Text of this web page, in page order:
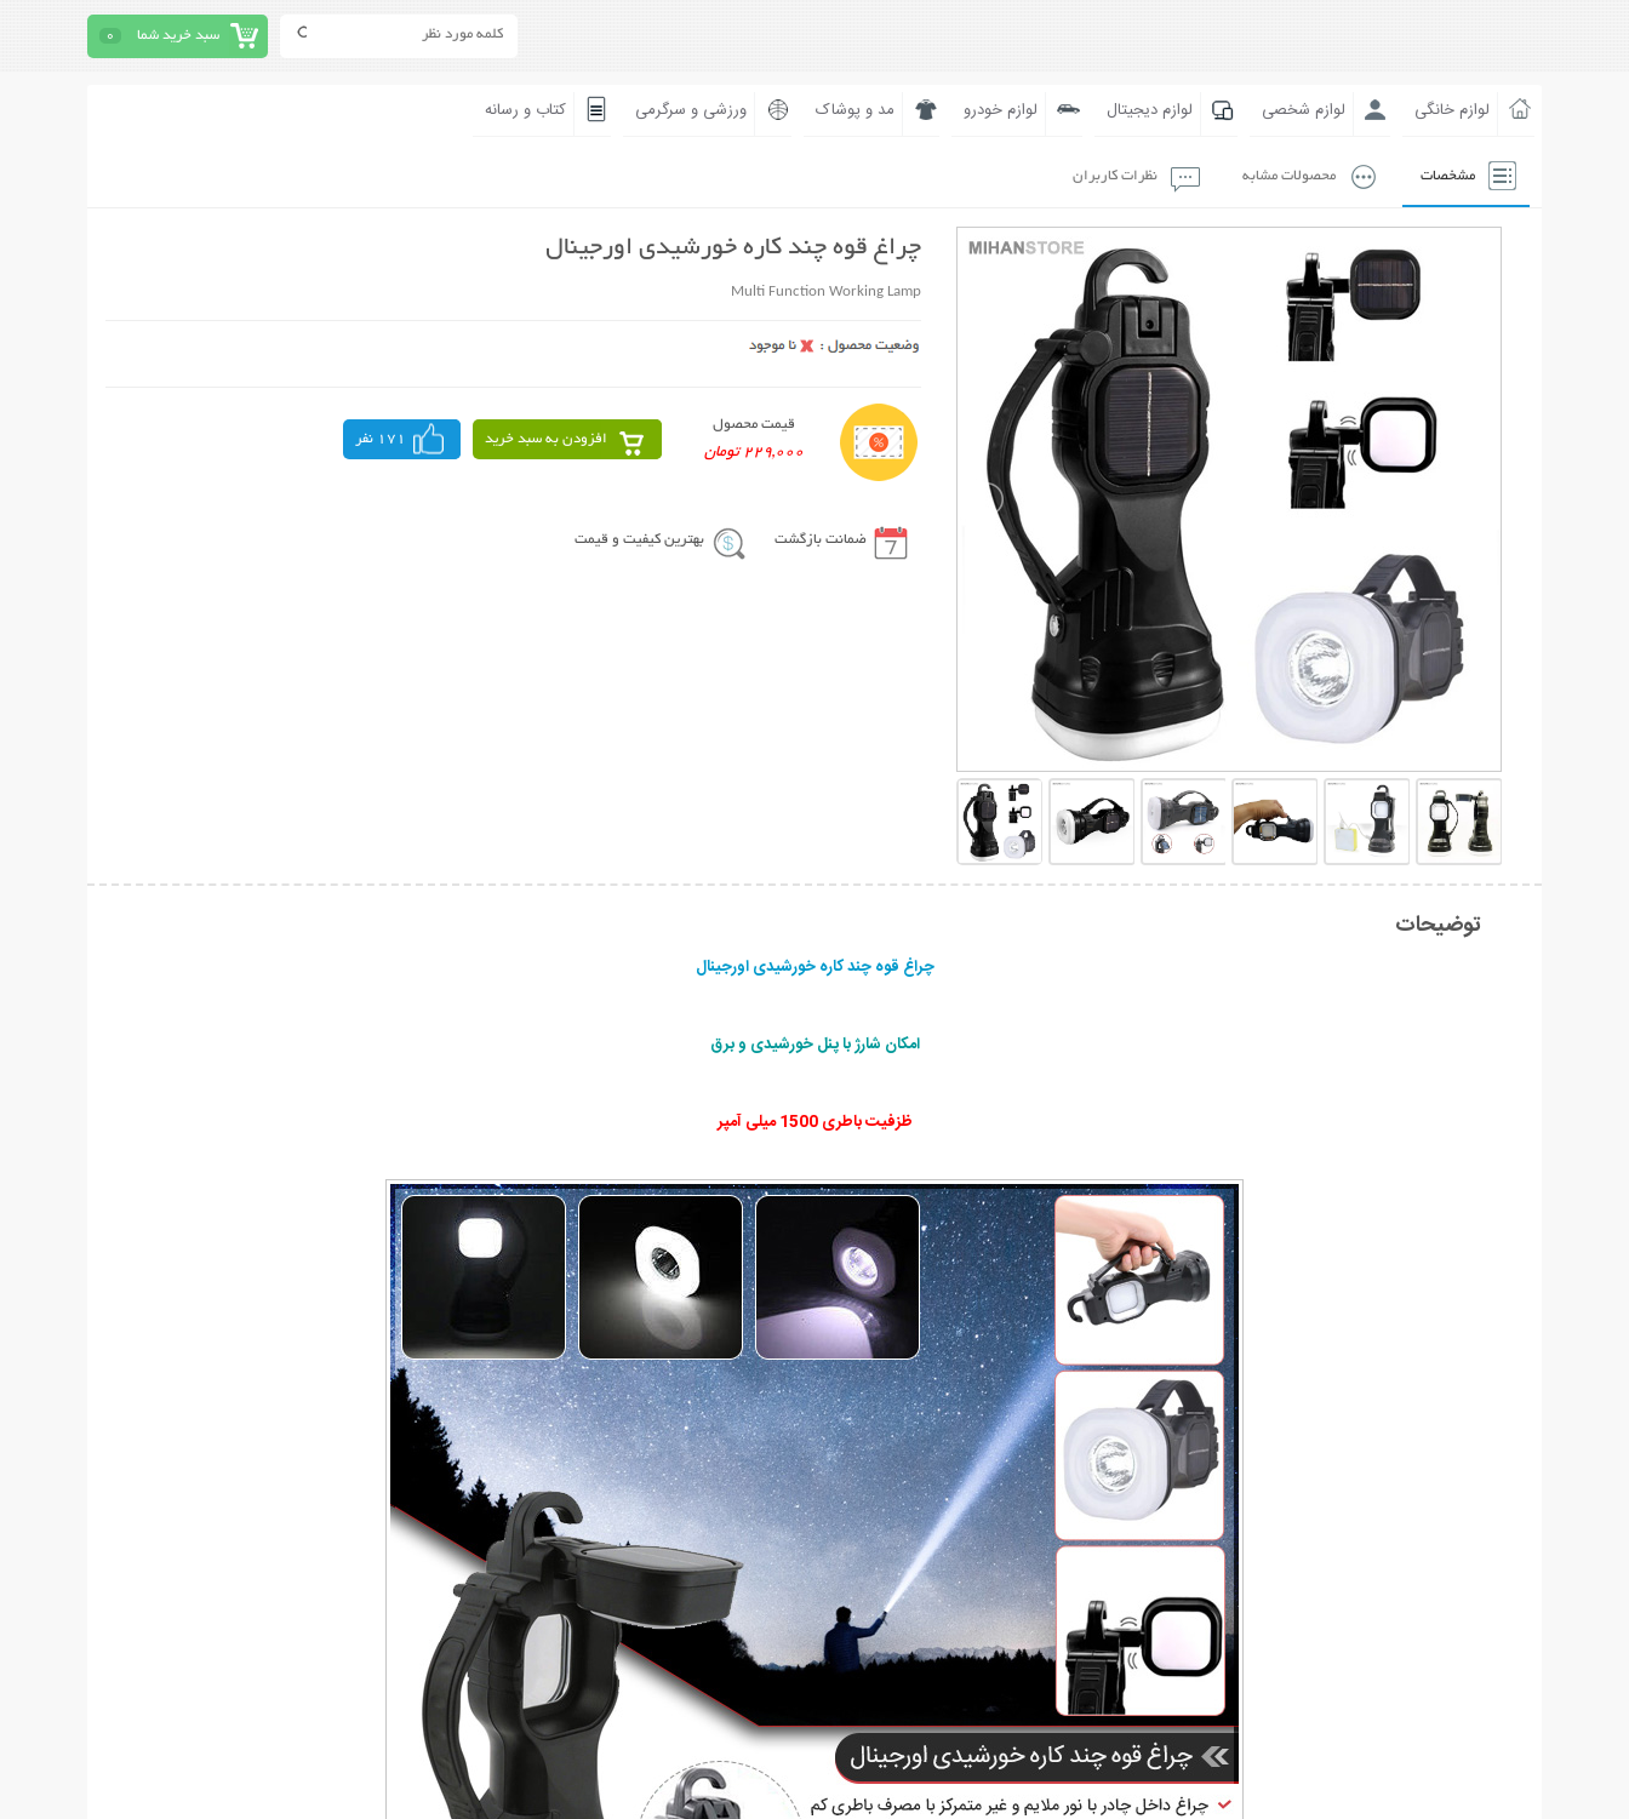
سبد خرید شما 0
لوازم خانگی لوازم شخصی لوازم دیجیتال لوازم خودرو مد و پوشاک ورزشی و سرگرمی کتاب و رسانه
مشخصات محصولات مشابه نظرات کاربران
چراغ قوه چند کاره خورشیدی اورجینال
Multi Function Working Lamp
قیمت محصول
229,000 تومان
افزودن به سبد خرید 171 نفر
ضمانت بازگشت بهترین کیفیت و قیمت
توضیحات
چراغ قوه چند کاره خورشیدی اورجینال
امکان شارژ با پنل خورشیدی و برق
ظزفیت باطری 1500 میلی آمپر